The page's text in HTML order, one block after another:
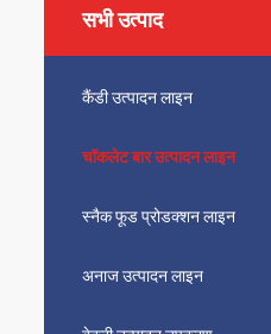
सभी उत्पाद
कैंडी उत्पादन लाइन
चॉकलेट बार उत्पादन लाइन
स्नैक फूड प्रोडक्शन लाइन
अनाज उत्पादन लाइन